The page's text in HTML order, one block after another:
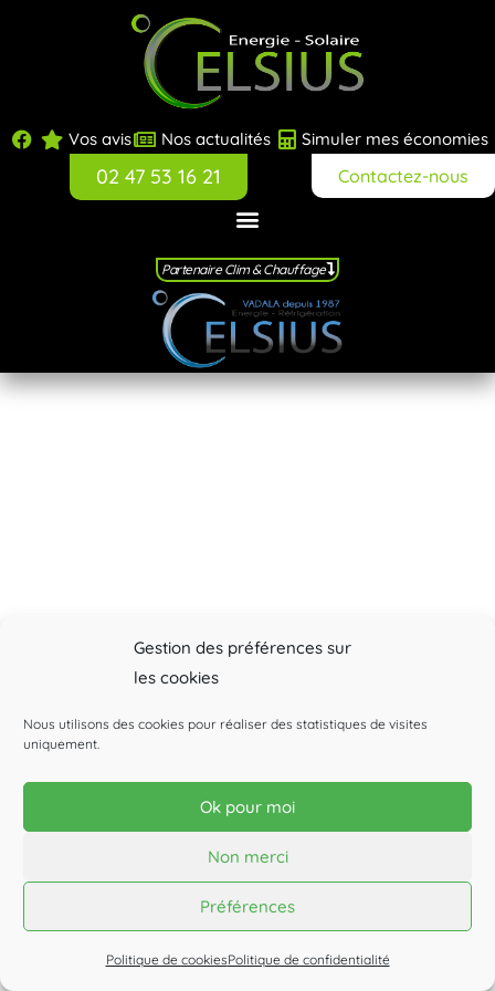
Gestion des préférences sur
les cookies
Nous utilisons des cookies pour réaliser des statistiques de visites
uniquement.
Ok pour moi
Non merci
Préférences
Politique de cookiesPolitique de confidentialité
Vos avis Nos actualités Simuler mes économies
02 47 53 16 21 Contactez-nous
Partenaire Clim & Chauffage